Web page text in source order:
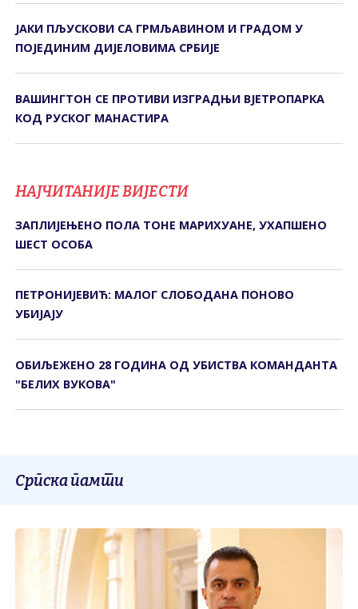
ЈАКИ ПЉУСКОВИ СА ГРМЉАВИНОМ И ГРАДОМ У
ПОЈЕДИНИМ ДИЈЕЛОВИМА СРБИЈЕ
ВАШИНГТОН СЕ ПРОТИВИ ИЗГРАДЊИ ВЈЕТРОПАРКА
КОД РУСКОГ МАНАСТИРА
НАЈЧИТАНИЈЕ ВИЈЕСТИ
ЗАПЛИЈЕЊЕНО ПОЛА ТОНЕ МАРИХУАНЕ, УХАПШЕНО
ШЕСТ ОСОБА
ПЕТРОНИЈЕВИЋ: МАЛОГ СЛОБОДАНА ПОНОВО
УБИЈАЈУ
ОБИЉЕЖЕНО 28 ГОДИНА ОД УБИСТВА КОМАНДАНТА
"БЕЛИХ ВУКОВА"
Српска памти